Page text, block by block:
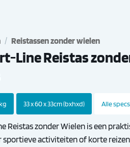
/ Reistassen zonder wielen
Line Reistas
33 x 60 x 33cm (bxhxd) Alle specs
Reistas zonder Wielen is een
sportieve activiteiten of korte